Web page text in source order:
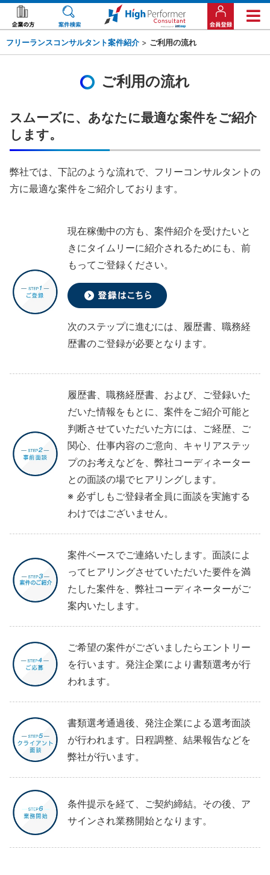
フリーランスコンサルタント案件紹介 > ご利用の流れ
ご利用の流れ
スムーズに、あなたに最適な案件をご紹介
します。
弊社では、下記のような流れで、フリーコンサルタントの
方に最適な案件をご紹介しております。
現在稼働中の方も、案件紹介を受けたいと
きにタイムリーに紹介されるためにも、前
もってご登録ください。
次のステップに進むには、履歴書、職務経
歴書のご登録が必要となります。
履歴書、職務経歴書、および、ご登録いた
だいた情報をもとに、案件をご紹介可能と
判断させていただいた方には、ご経歴、ご
関心、仕事内容のご意向、キャリアステッ
プのお考えなどを、弊社コーディネーター
との面談の場でヒアリングします。
※ 必ずしもご登録者全員に面談を実施する
わけではございません。
案件ベースでご連絡いたします。面談によ
ってヒアリングさせていただいた要件を満
たした案件を、弊社コーディネーターがご
案内いたします。
ご希望の案件がございましたらエントリー
を行います。発注企業により書類選考が行
われます。
書類選考通過後、発注企業による選考面談
が行われます。日程調整、結果報告などを
弊社が行います。
条件提示を経て、ご契約締結。その後、ア
サインされ業務開始となります。